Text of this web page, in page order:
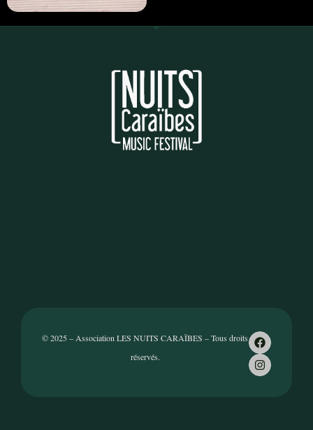
© 2025 – Association LES NUITS CARAÏBES – Tous droits
réservés.